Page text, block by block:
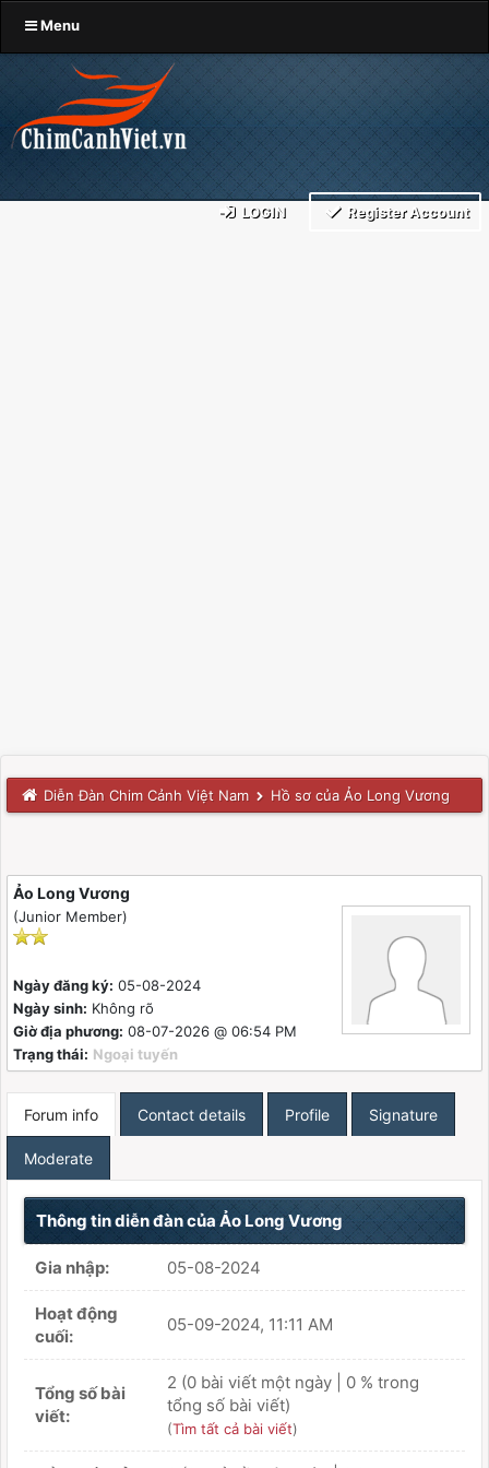
Menu
LOGIN Register Account
Diễn Đàn Chim Cảnh Việt Nam Hồ sơ của Ảo Long Vương
Ảo Long Vương
(Junior Member)
Ngày đăng ký: 05-08-2024
Ngày sinh: Không rõ
Giờ địa phương: 08-07-2026 @ 06:54 PM
Trạng thái: Ngoại tuyến
Forum info Contact details Profile Signature
Moderate
Thông tin diễn đàn của Ảo Long Vương
Gia nhập: 05-08-2024
Hoạt động
cuối:
05-09-2024, 11:11 AM
Tổng số bài
viết:
2 (0 bài viết một ngày | 0 % trong
tổng số bài viết)
(Tìm tất cả bài viết)